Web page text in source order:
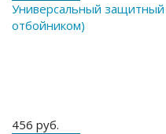
Универсальный защитный
отбойником)
456 руб.